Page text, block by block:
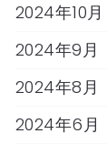
2024年10月
2024年9月
2024年8月
2024年6月